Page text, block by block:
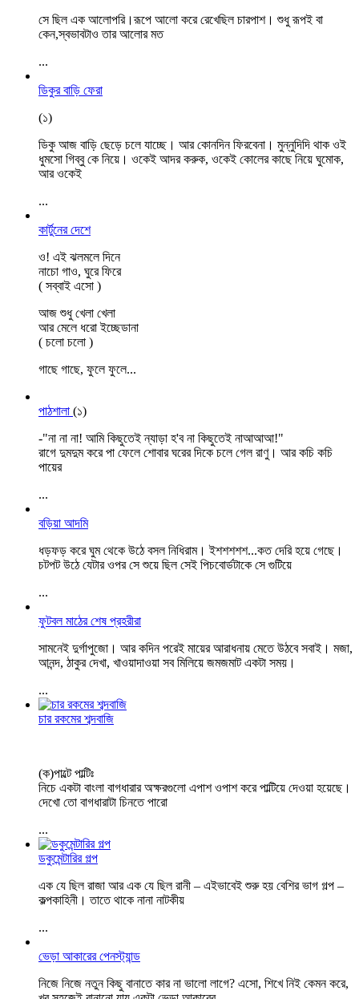
সে ছিল এক আলোপরি।রূপে আলো করে রেখেছিল চারপাশ। শুধু রূপই বা
কেন,স্বভাবটাও তার আলোর মত
...
ডিকুর বাড়ি ফেরা
(১)
ডিকু আজ বাড়ি ছেড়ে চলে যাচ্ছে। আর কোনদিন ফিরবেনা। মুন্নুদিদি থাক ওই
ধুমসো গিব্বু কে নিয়ে। ওকেই আদর করুক, ওকেই কোলের কাছে নিয়ে ঘুমোক,
আর ওকেই
...
কার্টুনের দেশে
ও! এই ঝলমলে দিনে
নাচো গাও, ঘুরে ফিরে
( সব্বাই এসো )
আজ শুধু খেলা খেলা
আর মেলে ধরো ইচ্ছেডানা
( চলো চলো )
গাছে গাছে, ফুলে ফুলে...
পাঠশালা (১)
-"না না না! আমি কিছুতেই ন্যাড়া হ'ব না কিছুতেই নাআআআ!"
রাগে দুমদুম করে পা ফেলে শোবার ঘরের দিকে চলে গেল রাণু। আর কচি কচি
পায়ের
...
বড়িয়া আদমি
ধড়ফড় করে ঘুম থেকে উঠে বসল নিধিরাম। ইশশশশশ...কত দেরি হয়ে গেছে।
চটপট উঠে যেটার ওপর সে শুয়ে ছিল সেই পিচবোর্ডটাকে সে গুটিয়ে
...
ফুটবল মাঠের শেষ প্রহরীরা
সামনেই দুর্গাপুজো। আর কদিন পরেই মায়ের আরাধনায় মেতে উঠবে সবাই। মজা,
আনন্দ, ঠাকুর দেখা, খাওয়াদাওয়া সব মিলিয়ে জমজমাট একটা সময়।
...
চার রকমের শব্দবাজি
(ক)পাল্টে পাল্টিঃ
নিচে একটা বাংলা বাগধারার অক্ষরগুলো এপাশ ওপাশ করে পাল্টিয়ে দেওয়া হয়েছে।
দেখো তো বাগধারাটা চিনতে পারো
...
ডকুমেন্টারির গল্প
এক যে ছিল রাজা আর এক যে ছিল রানী – এইভাবেই শুরু হয় বেশির ভাগ গল্প –
কল্পকাহিনী। তাতে থাকে নানা নাটকীয়
...
ভেড়া আকারের পেনস্ট্যান্ড
নিজে নিজে নতুন কিছু বানাতে কার না ভালো লাগে? এসো, শিখে নিই কেমন করে,